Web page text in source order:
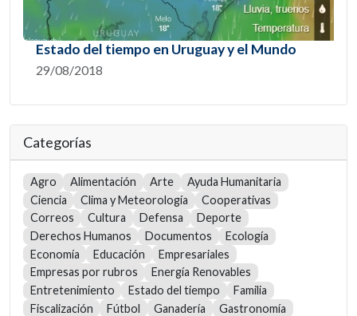
Estado del tiempo en Uruguay y el Mundo
29/08/2018
Categorías
Agro Alimentación Arte
Ayuda Humanitaria
Ciencia
Clima y Meteorología
Cooperativas
Correos
Cultura Defensa
Deporte
Derechos Humanos
Documentos
Ecología
Economía
Educación
Empresariales
Empresas por rubros
Energía Renovables
Entretenimiento
Estado del tiempo
Familia
Fiscalización
Fútbol Ganadería
Gastronomía